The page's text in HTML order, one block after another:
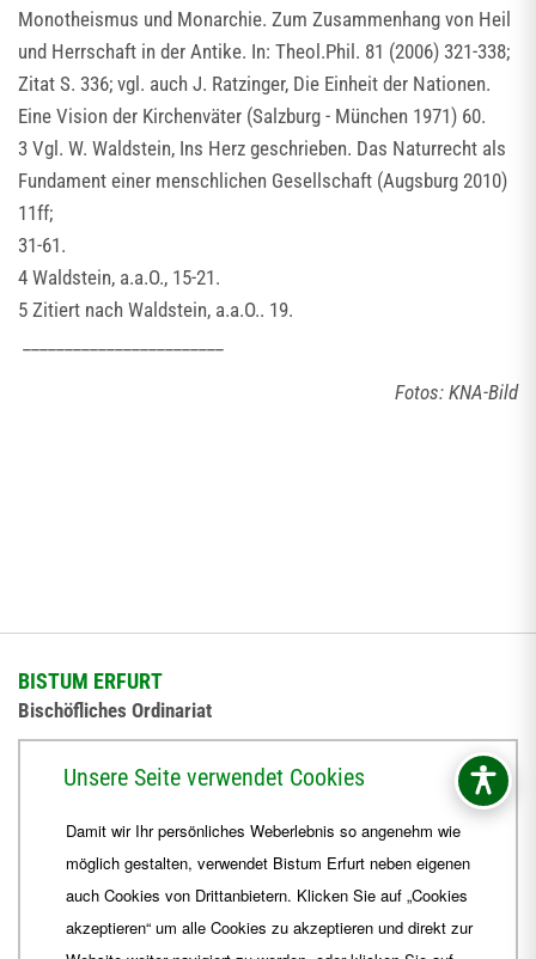
Monotheismus und Monarchie. Zum Zusammenhang von Heil
und Herrschaft in der Antike. In: Theol.Phil. 81 (2006) 321-338;
Zitat S. 336; vgl. auch J. Ratzinger, Die Einheit der Nationen.
Eine Vision der Kirchenväter (Salzburg - München 1971) 60.
3 Vgl. W. Waldstein, Ins Herz geschrieben. Das Naturrecht als
Fundament einer menschlichen Gesellschaft (Augsburg 2010)
11ff;
31-61.
4 Waldstein, a.a.O., 15-21.
5 Zitiert nach Waldstein, a.a.O.. 19.
Fotos: KNA-Bild
BISTUM ERFURT
Bischöfliches Ordinariat
+49 361 6572-444
ordinariat Bistum-Erfurt.de
Unsere Seite verwendet Cookies
Damit wir Ihr persönliches Weberlebnis so angenehm wie
möglich gestalten, verwendet Bistum Erfurt neben eigenen
auch Cookies von Drittanbietern. Klicken Sie auf „Cookies
akzeptieren“ um alle Cookies zu akzeptieren und direkt zur